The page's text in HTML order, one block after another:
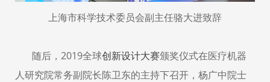
上海市科学技术委员会副主任骆大进致辞
随后， 2019全球创新设计大赛颁奖仪式在医疗机器
人研究院常务副院长陈卫东的主持下召开，杨广中院士